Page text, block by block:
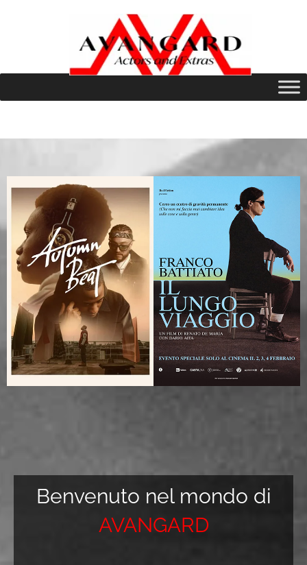
Benvenuto nel mondo di
AVANGARD